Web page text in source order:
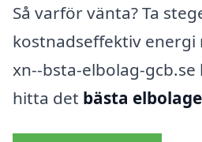
Så varför vänta? Ta
kostnadseffektiv energi
xn--bsta-elbolag-
hitta det bästa